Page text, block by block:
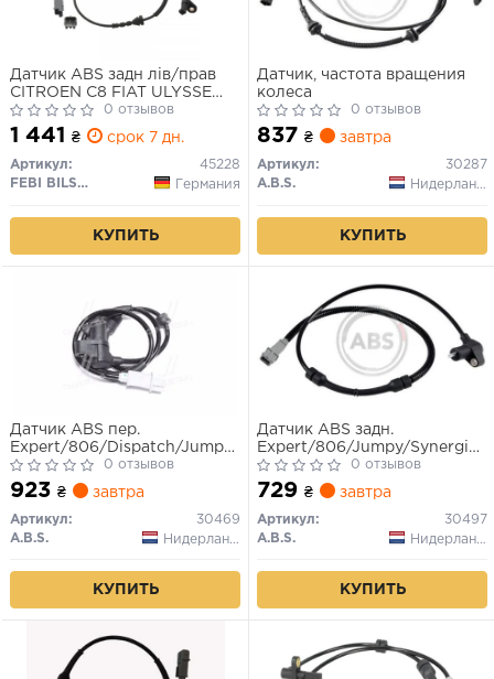
Датчик ABS задн лів/прав
CITROEN C8 FIAT ULYSSE
LANCIA PHEDRA PEUGEOT
807 2.0-3.0 06.02-
0 отзывов
1 441 ₴ срок 7 дн.
Артикул:
45228
FEBI BILSTEIN
Германия
КУПИТЬ
Датчик, частота вращения
колеса
0 отзывов
837 ₴ завтра
Артикул:
30287
A.B.S.
Нидерланды
КУПИТЬ
Датчик ABS пер.
Expert/806/Dispatch/Jumpy/Scudo/Ulysse94-
06
0 отзывов
923 ₴ завтра
Артикул:
30469
A.B.S.
Нидерланды
КУПИТЬ
Датчик ABS задн.
Expert/806/Jumpy/Synergie/
94-06
0 отзывов
729 ₴ завтра
Артикул:
30497
A.B.S.
Нидерланды
КУПИТЬ